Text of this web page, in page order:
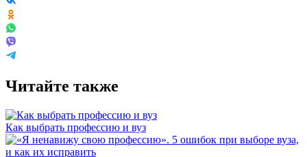
Читайте также
Как выбрать профессию и вуз